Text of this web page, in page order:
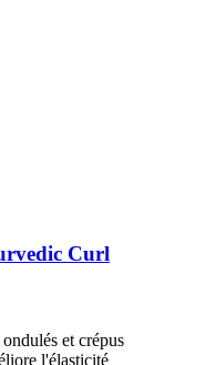
Curl
et crépus
l'élasticité